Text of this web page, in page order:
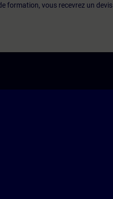
formation, vous recevrez un devis